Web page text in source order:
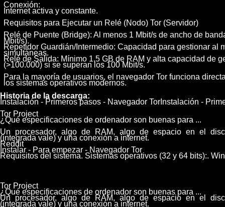
Conexión:
Internet activa y constante.
Requisitos para Ejecutar un Relé (Nodo) Tor (Servidor)
Relé de Puente (Bridge): Al menos 1 Mbit/s de ancho de
Mbit/s).
Repetidor Guardián/Intermedio: Capacidad para gestionar al
simultáneas.
Relé de Salida: Mínimo 1,5 GB de RAM y alta capacidad de
(>100.000) si se superan los 100 Mbit/s.
Para la mayoría de usuarios, el navegador Tor funciona
los sistemas operativos modernos.
Historia de la descarga:
Instalación - Primeros pasos - Navegador TorInstalación -
Tor Project
¿Qué especificaciones de ordenador son buenas para ...
Un procesador, algo de RAM, algo de espacio en el
(integrada vale) y una conexión a internet.
Reddit
Instalar - Para empezar - Navegador Tor
Requisitos del sistema. Sistemas operativos (32 y 64 bits):.
Tor Project
¿Qué especificaciones de ordenador son buenas para ...
Un procesador, algo de RAM, algo de espacio en el
(integrada vale) y una conexión a internet.